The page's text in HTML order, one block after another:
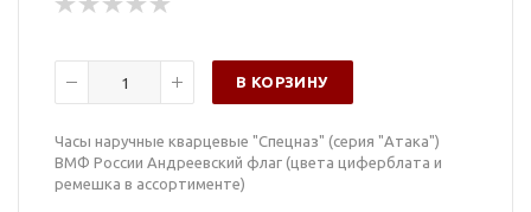
В КОРЗИНУ
Часы наручные кварцевые "Спецназ" (серия "Атака")
ВМФ России Андреевский флаг (цвета циферблата и
ремешка в ассортименте)